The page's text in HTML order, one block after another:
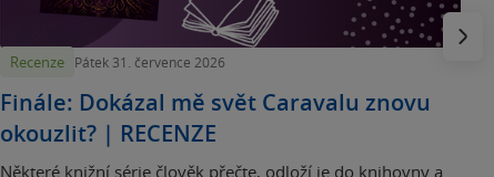
Recenze Pátek 31. července 2026
Finále: Dokázal mě svět Caravalu znovu
okouzlit? | RECENZE
Některé knižní série člověk přečte, odloží je do knihovny a